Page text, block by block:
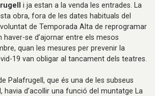
i ja estan a la venda les entrades. La
obra, fora de les dates habituals del
de Temporada Alta de reprogramar
haver-se d’ajornar entre els mesos
quan les mesures per prevenir la
19 van obligar al tancament dels teatres.
Palafrugell, que és una de les subseus
havia d’acollir una funció del muntatge La